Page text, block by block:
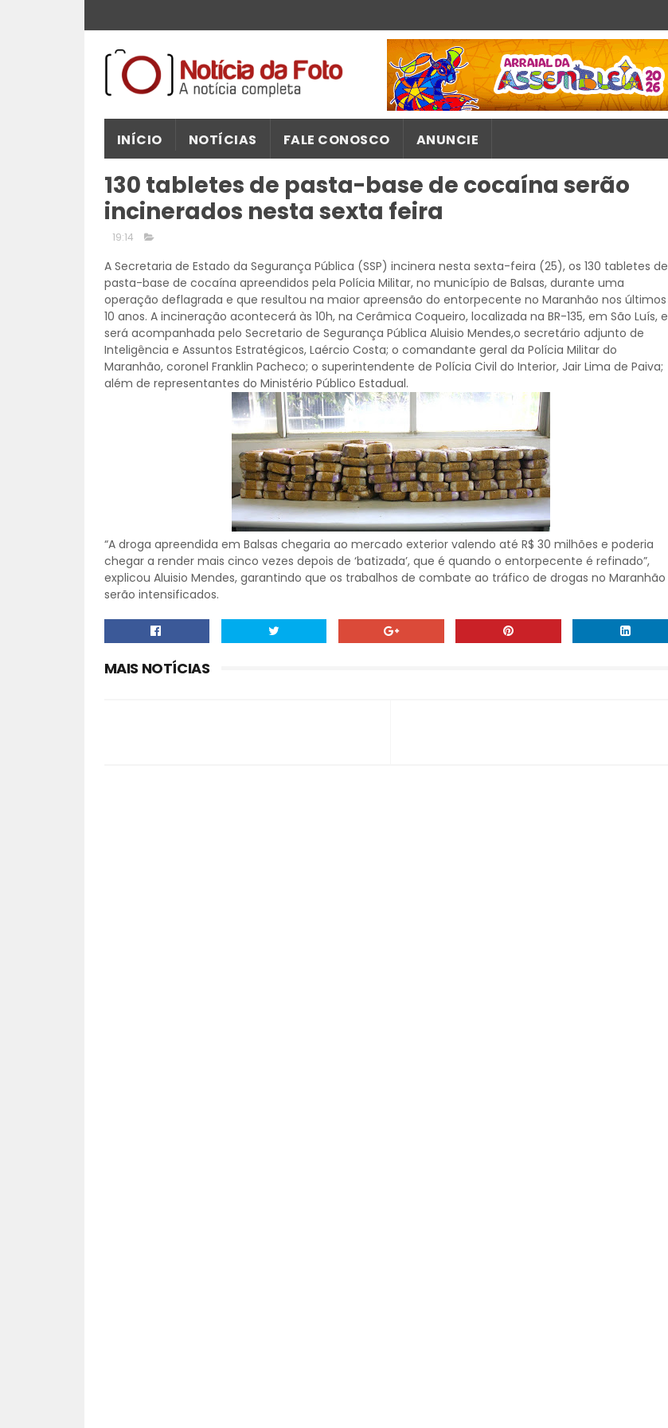
INÍCIO NOTÍCIAS FALE CONOSCO ANUNCIE
130 tabletes de pasta-base de cocaína serão
incinerados nesta sexta feira
19:14
A Secretaria de Estado da Segurança Pública (SSP) incinera nesta sexta-feira (25), os 130 tabletes de
pasta-base de cocaína apreendidos pela Polícia Militar, no município de Balsas, durante uma
operação deflagrada e que resultou na maior apreensão do entorpecente no Maranhão nos últimos
10 anos. A incineração acontecerá às 10h, na Cerâmica Coqueiro, localizada na BR-135, em São Luís, e
será acompanhada pelo Secretario de Segurança Pública Aluisio Mendes,o secretário adjunto de
Inteligência e Assuntos Estratégicos, Laércio Costa; o comandante geral da Polícia Militar do
Maranhão, coronel Franklin Pacheco; o superintendente de Polícia Civil do Interior, Jair Lima de Paiva;
além de representantes do Ministério Público Estadual.
“A droga apreendida em Balsas chegaria ao mercado exterior valendo até R$ 30 milhões e poderia
chegar a render mais cinco vezes depois de ‘batizada’, que é quando o entorpecente é refinado”,
explicou Aluisio Mendes, garantindo que os trabalhos de combate ao tráfico de drogas no Maranhão
serão intensificados.
MAIS NOTÍCIAS